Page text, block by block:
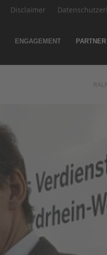
Disclaimer
ENGAGEMENT PARTNER